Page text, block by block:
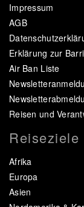
Impressum
AGB
Erklärung zur
Air Ban Liste
Reisen und
Reiseziele
Afrika
Europa
Asien